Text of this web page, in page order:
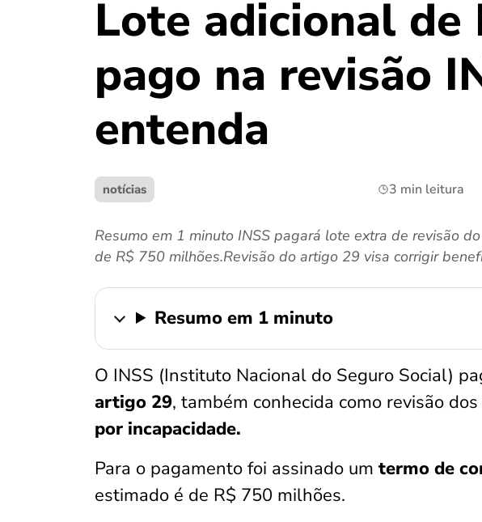
Lote adicional de
pago na revisão
entenda
notícias 3 min leitura
Resumo em 1 minuto INSS pagará lote extra de revisão
de R$ 750 milhões.Revisão do artigo 29 visa corrigir
Resumo em 1 minuto
O INSS (Instituto Nacional do Seguro Social)
artigo 29, também conhecida como revisão
por incapacidade.
Para o pagamento foi assinado um termo de
estimado é de R$ 750 milhões.